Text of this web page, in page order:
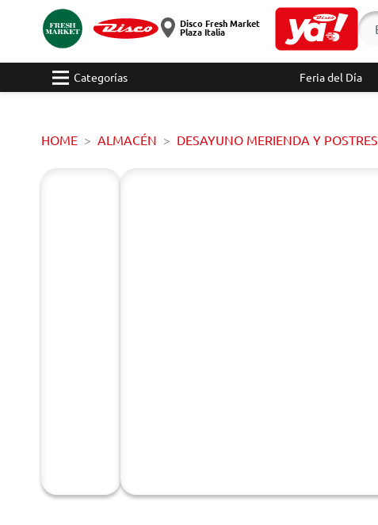
Disco Fresh Market
Plaza Italia
Categorías Feria del Día
HOME ALMACÉN DESAYUNO MERIENDA Y POSTRES